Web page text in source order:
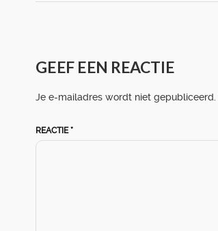
GEEF EEN REACTIE
Je e-mailadres wordt niet gepubliceerd.
REACTIE*